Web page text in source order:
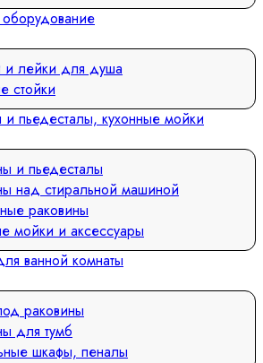
лейки для душа
стойки
и пьедесталы, кухонные мойки
и пьедесталы
над стиральной машиной
раковины
мойки и аксессуары
ванной комнаты
раковины
для тумб
шкафы, пеналы